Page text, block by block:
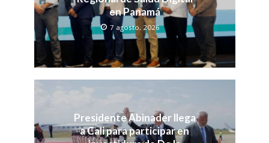
en Panamá
7 agosto, 2026
Presidente Abinader llega
a Cali para participar en